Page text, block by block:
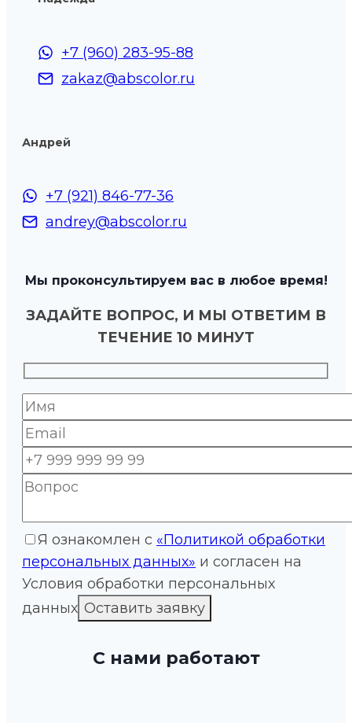
+7 (960) 283-95-88
zakaz@abscolor.ru
Андрей
+7 (921) 846-77-36
andrey@abscolor.ru
Мы проконсультируем вас в любое время!
ЗАДАЙТЕ ВОПРОС, И МЫ ОТВЕТИМ В
ТЕЧЕНИЕ 10 МИНУТ
Я ознакомлен с «Политикой обработки
персональных данных» и согласен на
Условия обработки персональных
данных
С нами работают